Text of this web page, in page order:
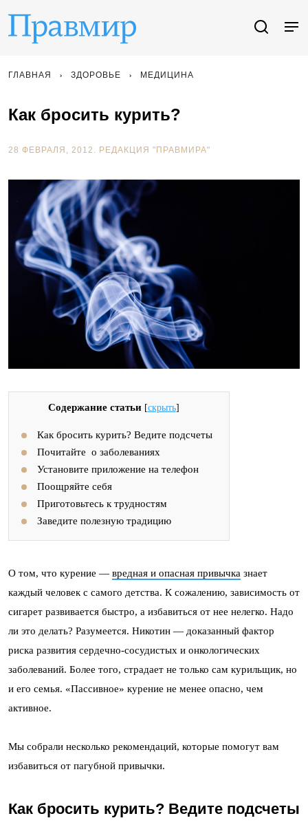
ГЛАВНАЯ ЗДОРОВЬЕ МЕДИЦИНА
Как бросить курить?
28 ФЕВРАЛЯ, 2012. РЕДАКЦИЯ "ПРАВМИРА"
Содержание статьи [скрыть]
Как бросить курить? Ведите подсчеты
Почитайте о заболеваниях
Установите приложение на телефон
Поощряйте себя
Приготовьтесь к трудностям
Заведите полезную традицию
О том, что курение — вредная и опасная привычка знает
каждый человек с самого детства. К сожалению, зависимость от
сигарет развивается быстро, а избавиться от нее нелегко. Надо
ли это делать? Разумеется. Никотин — доказанный фактор
риска развития сердечно-сосудистых и онкологических
заболеваний. Более того, страдает не только сам курильщик, но
и его семья. «Пассивное» курение не менее опасно, чем
активное.
Мы собрали несколько рекомендаций, которые помогут вам
избавиться от пагубной привычки.
Как бросить курить? Ведите подсчеты